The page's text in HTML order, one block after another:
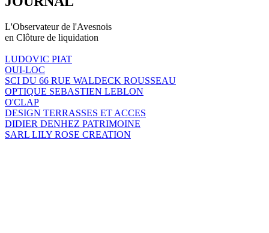
L'Observateur de l'Avesnois
en Clôture de liquidation
LUDOVIC PIAT
OUI-LOC
SCI DU 66 RUE WALDECK ROUSSEAU
OPTIQUE SEBASTIEN LEBLON
O'CLAP
DESIGN TERRASSES ET ACCES
DIDIER DENHEZ PATRIMOINE
SARL LILY ROSE CREATION